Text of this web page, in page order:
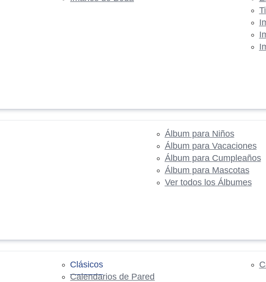
Álbum para Niños
Álbum para Vacaciones
Álbum para Cumpleaños
Álbum para Mascotas
Ver todos los Álbumes
Clásicos
Calendarios de Pared